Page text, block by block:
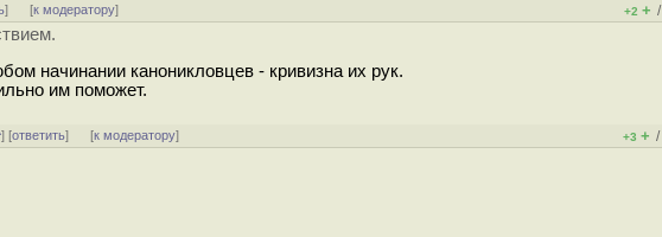
] [к модератору] +2 + /
начинании каноникловцев - кривизна их рук.
им поможет.
] [ответить] [к модератору] +3 + /